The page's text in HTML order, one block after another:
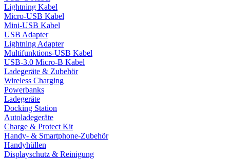
Lightning Kabel
Micro-USB Kabel
Mini-USB Kabel
USB Adapter
Lightning Adapter
Multifunktions-USB Kabel
USB-3.0 Micro-B Kabel
Ladegeräte & Zubehör
Wireless Charging
Powerbanks
Ladegeräte
Docking Station
Autoladegeräte
Charge & Protect Kit
Handy- & Smartphone-Zubehör
Handyhüllen
Displayschutz & Reinigung